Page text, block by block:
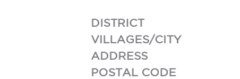
DISTRICT
VILLAGES/CITY
ADDRESS
POSTAL CODE